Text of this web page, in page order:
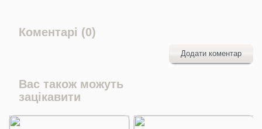
Коментарі (0)
Додати коментар
Вас також можуть
зацікавити